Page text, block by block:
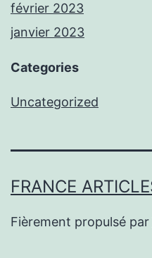
février 2023
janvier 2023
Categories
Uncategorized
FRANCE
Fièrement propulsé par